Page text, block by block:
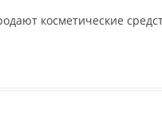
косметические